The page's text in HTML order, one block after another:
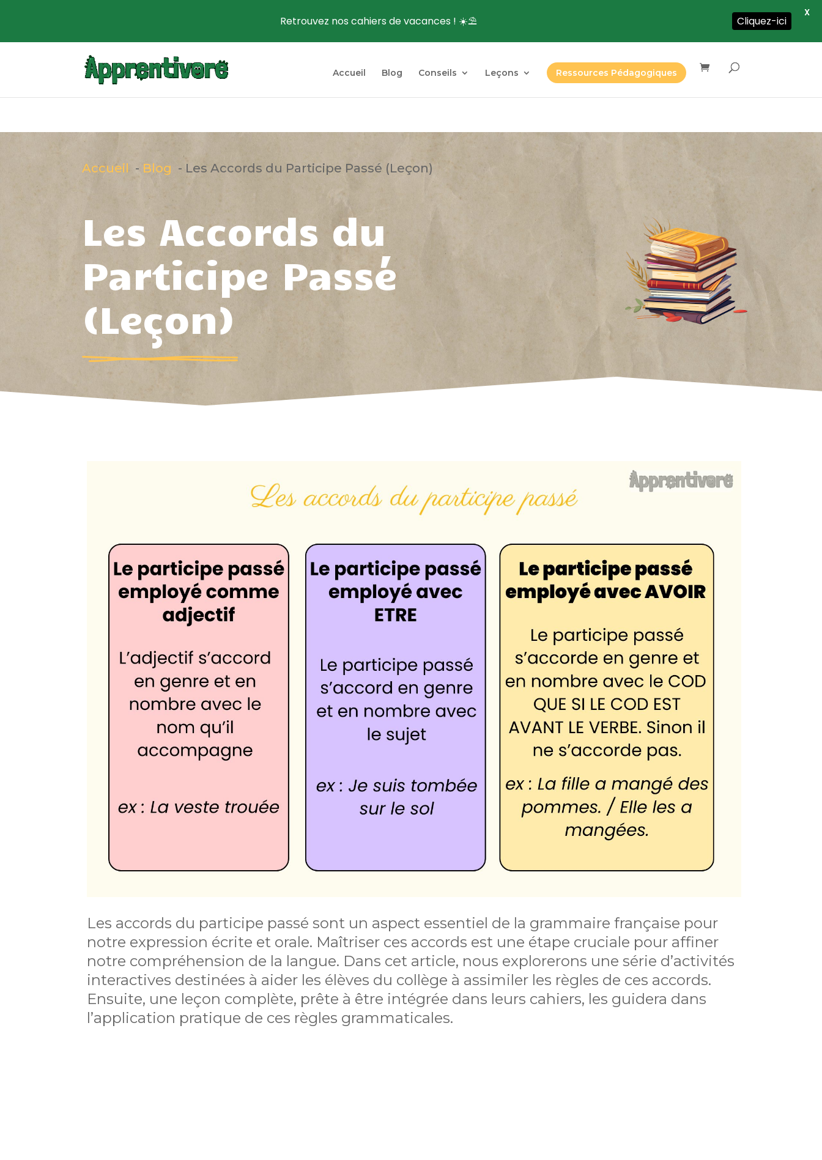
Accueil Blog Conseils Leçons Ressources Pédagogiques
Accueil Blog Les Accords du Participe Passé (Leçon)
Les Accords du
Participe Passé
(Leçon)
Les accords du participe passé sont un aspect essentiel de la grammaire française pour
notre expression écrite et orale. Maîtriser ces accords est une étape cruciale pour affiner
notre compréhension de la langue. Dans cet article, nous explorerons une série d’activités
interactives destinées à aider les élèves du collège à assimiler les règles de ces accords.
Ensuite, une leçon complète, prête à être intégrée dans leurs cahiers, les guidera dans
l’application pratique de ces règles grammaticales.
Retrouvez nos cahiers de vacances ! ☀️⛱️ Cliquez-ici
X